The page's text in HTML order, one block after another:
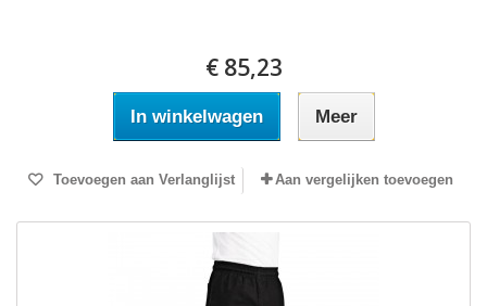
€ 85,23
In winkelwagen Meer
Toevoegen aan Verlanglijst Aan vergelijken toevoegen